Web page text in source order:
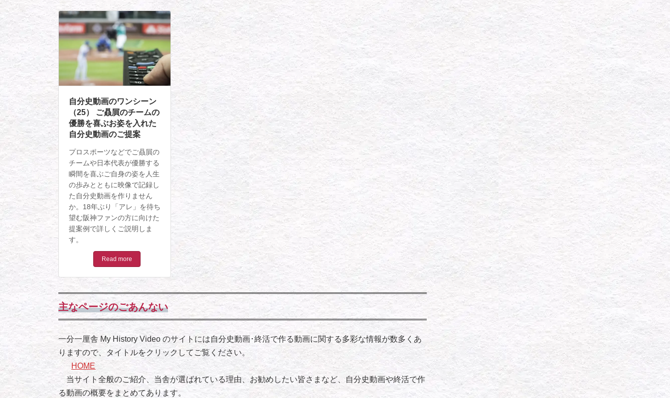
自分史動画のワンシーン
（25） ご贔屓のチームの
優勝を喜ぶお姿を入れた
自分史動画のご提案
プロスポーツなどでご贔屓の
チームや日本代表が優勝する
瞬間を喜ぶご自身の姿を人生
の歩みとともに映像で記録し
た自分史動画を作りません
か。18年ぶり「アレ」を待ち
望む阪神ファンの方に向けた
提案例で詳しくご説明しま
す。
Read more
主なページのごあんない
一分一厘舎 My History Video のサイトには自分史動画･終活で作る動画に関する多彩な情報が数多くあ
りますので、タイトルをクリックしてご覧ください。
HOME
当サイト全般のご紹介、当舎が選ばれている理由、お勧めしたい皆さまなど、自分史動画や終活で作
る動画の概要をまとめてあります。